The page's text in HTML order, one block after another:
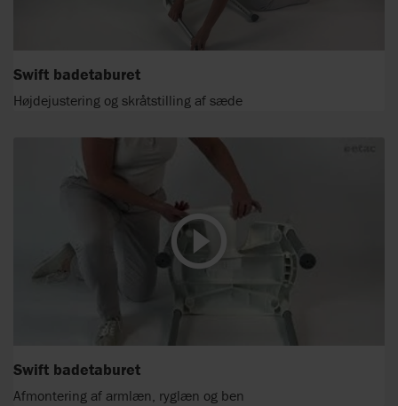
Swift badetaburet
Højdejustering og skråtstilling af sæde
Swift badetaburet
Afmontering af armlæn, ryglæn og ben